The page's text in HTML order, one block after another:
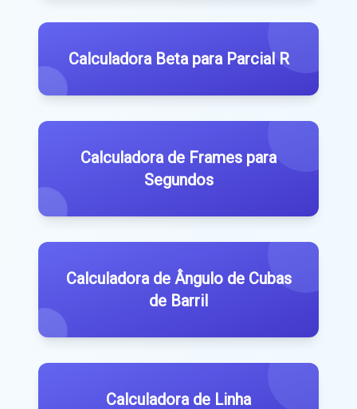
Calculadora Beta para Parcial R
Calculadora de Frames para
Segundos
Calculadora de Ângulo de Cubas
de Barril
Calculadora de Linha